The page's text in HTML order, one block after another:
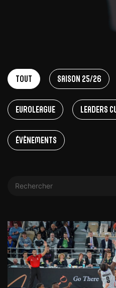
Tout Saison 25/26
EuroLeague Leaders
Évènements